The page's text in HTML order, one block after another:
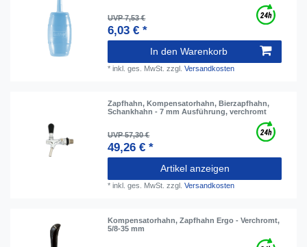
UVP 7,53 €
6,03 € *
In den Warenkorb
*inkl. ges. MwSt. zzgl.Versandkosten
Zapfhahn, Kompensatorhahn, Bierzapfhahn,
Schankhahn - 7 mm Ausführung, verchromt
UVP 57,30 €
49,26 € *
Artikel anzeigen
*inkl. ges. MwSt. zzgl.Versandkosten
Kompensatorhahn, Zapfhahn Ergo - Verchromt,
5/8-35 mm